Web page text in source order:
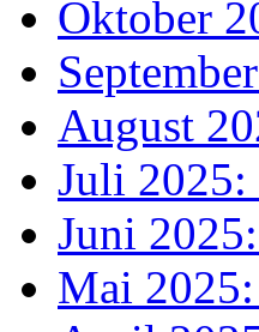
Oktober
August
Juli 2025:
Juni
Mai